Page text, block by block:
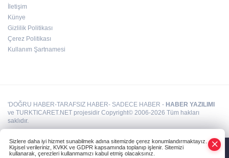
İletişim
Künye
Gizlilik Politikası
Çerez Politikası
Kullanım Şartnamesi
'DOĞRU HABER-TARAFSIZ HABER- SADECE HABER - HABER YAZILIMI
ve TURKTICARET.NET projesidir Copyright© 2006-2026 Tüm hakları
saklıdır.
Sizlere daha iyi hizmet sunabilmek adına sitemizde çerez konumlandırmaktayız.
Kişisel verileriniz, KVKK ve GDPR kapsamında toplanıp işlenir. Sitemizi
kullanarak, çerezleri kullanmamızı kabul etmiş olacaksınız.